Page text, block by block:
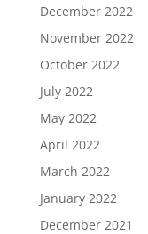
December 2022
November 2022
October 2022
July 2022
May 2022
April 2022
March 2022
January 2022
December 2021